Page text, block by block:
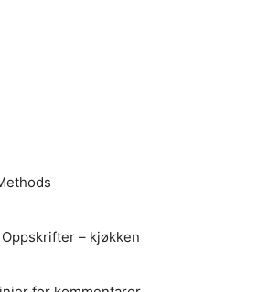
Oppskrifter – kjøkken